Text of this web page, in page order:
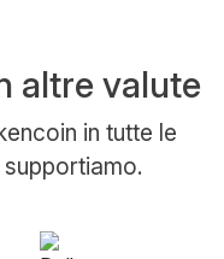
altre valute
in tutte le